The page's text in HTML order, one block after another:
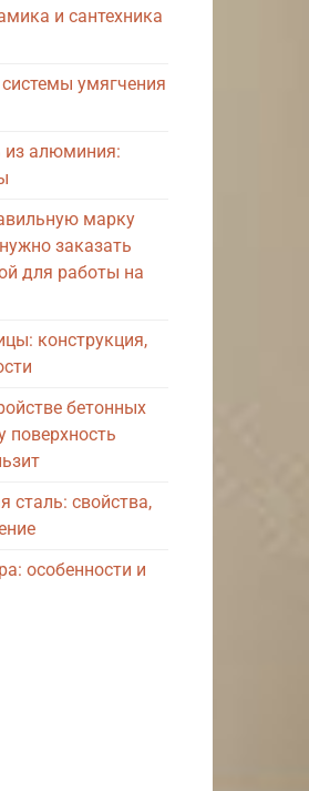
и сантехника
умягчения
из алюминия:
марку
заказать
для работы на
конструкция,
бетонных
поверхность
сталь: свойства,
особенности и